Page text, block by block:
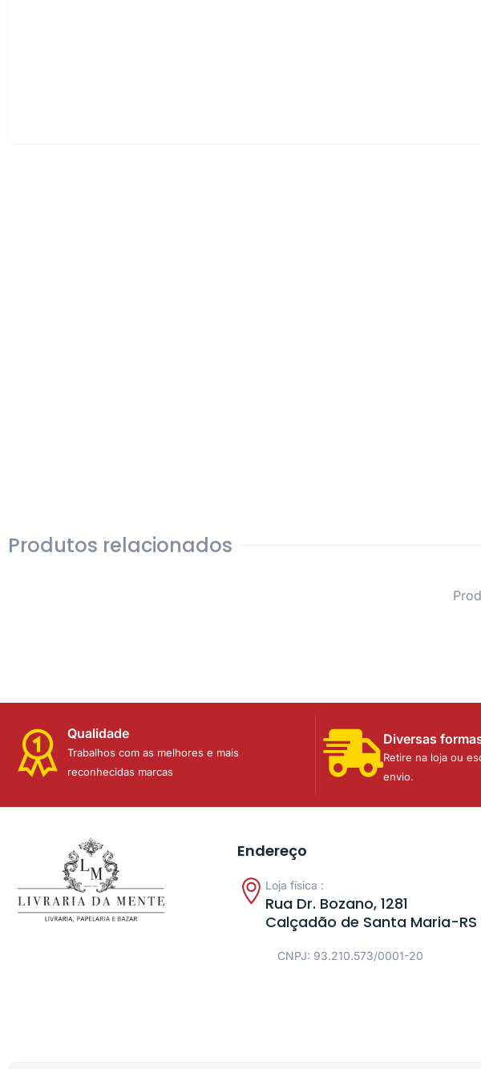
Produtos relacionados
Qualidade
Trabalhos com as melhores e mais
reconhecidas marcas
Diversas
Retire na loja ou
envio.
Endereço
Loja física :
Rua Dr. Bozano, 1281
Calçadão de Santa Maria-RS
CNPJ: 93.210.573/0001-20